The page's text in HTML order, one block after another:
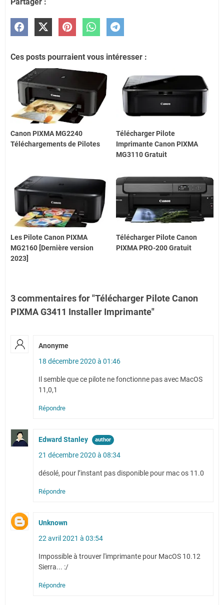
Ces posts pourraient vous intéresser :
Canon PIXMA MG2240
Téléchargements de Pilotes
Télécharger Pilote
Imprimante Canon PIXMA
MG3110 Gratuit
Les Pilote Canon PIXMA
MG2160 [Dernière version
2023]
Télécharger Pilote Canon
PIXMA PRO-200 Gratuit
3 commentaires for "Télécharger Pilote Canon
PIXMA G3411 Installer Imprimante"
Anonyme
18 décembre 2020 à 01:46
Il semble que ce pilote ne fonctionne pas avec MacOS
11,0,1
Répondre
Edward Stanley
21 décembre 2020 à 08:34
désolé, pour l’instant pas disponible pour mac os 11.0
Répondre
Unknown
22 avril 2021 à 03:54
Impossible à trouver l'imprimante pour MacOS 10.12
Sierra... :/
Répondre